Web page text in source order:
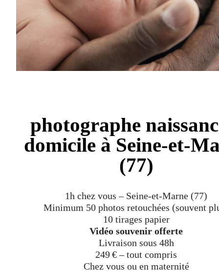
photographe
domicile à Seine-et-
(77)
1h chez vous – Seine-et-Marne (77)
Minimum 50 photos retouchées (souvent
10 tirages papier
Vidéo souvenir offerte
Livraison sous 48h
249 € – tout compris
Chez vous ou en maternité